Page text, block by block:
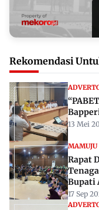
Rekomendasi
13 Mei
MAMUJU
Rapat
Bupati
17 Sep